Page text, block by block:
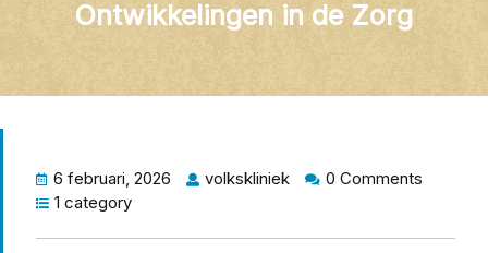
Ontwikkelingen in de Zorg
6 februari, 2026 volkskliniek
0 Comments
1 category